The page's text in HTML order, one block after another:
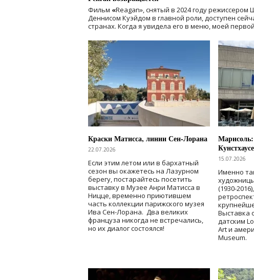
Фильм «Reagan», снятый в 2024 годурежиссером
Деннисом Куэйдом в главной роли, доступен
странах. Когда я увидела его в меню, моей
Краски Матисса, линии Сен-Лорана
22.07.2026
Если этим летом или в бархатный
сезон вы окажетесь на Лазурном
берегу, постарайтесь посетить
выставку в Музее Анри Матисса в
Ницце, временно приютившем
часть коллекции парижского музея
Ива Сен-Лорана. Два великих
француза никогда не встречались,
но их диалог состоялся!
15.07.2026
Именно
(1930-
Выставка
датским
Art и
Museum.